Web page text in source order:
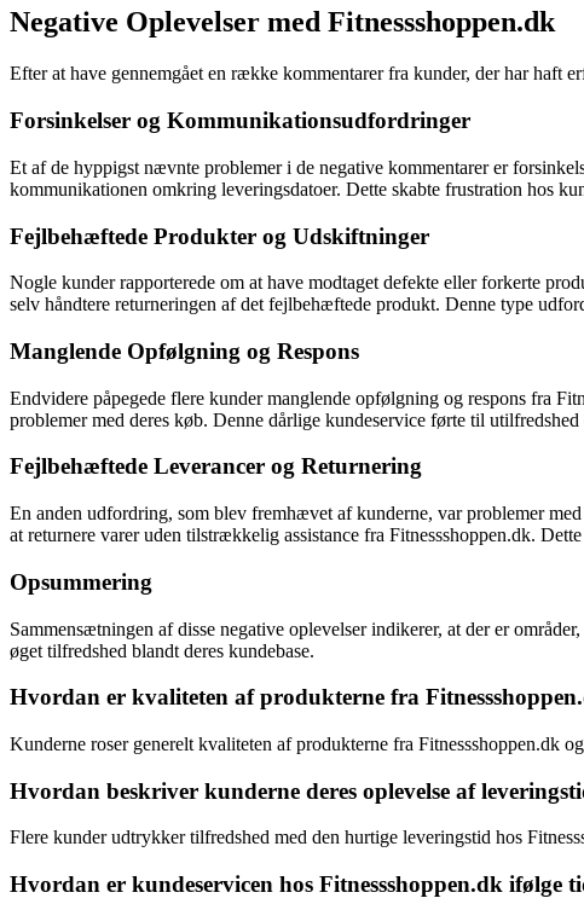
Negative Oplevelser med Fitnessshoppen.dk
Efter at have gennemgået en række kommentarer fra kunder, der har haft
Forsinkelser og Kommunikationsudfordringer
Et af de hyppigst nævnte problemer i de negative kommentarer er
kommunikationen omkring leveringsdatoer. Dette skabte frustration hos
Fejlbehæftede Produkter og Udskiftninger
Nogle kunder rapporterede om at have modtaget defekte eller forkerte
selv håndtere returneringen af det fejlbehæftede produkt. Denne type
Manglende Opfølgning og Respons
Endvidere påpegede flere kunder manglende opfølgning og respons fra
problemer med deres køb. Denne dårlige kundeservice førte til
Fejlbehæftede Leverancer og Returnering
En anden udfordring, som blev fremhævet af kunderne, var problemer
at returnere varer uden tilstrækkelig assistance fra Fitnessshoppen.dk.
Opsummering
Sammensætningen af disse negative oplevelser indikerer, at der er
øget tilfredshed blandt deres kundebase.
Hvordan er kvaliteten af produkterne fra
Kunderne roser generelt kvaliteten af produkterne fra Fitnessshoppen.dk
Hvordan beskriver kunderne deres oplevelse af
Flere kunder udtrykker tilfredshed med den hurtige leveringstid hos
Hvordan er kundeservicen hos Fitnessshoppen.dk ifølge